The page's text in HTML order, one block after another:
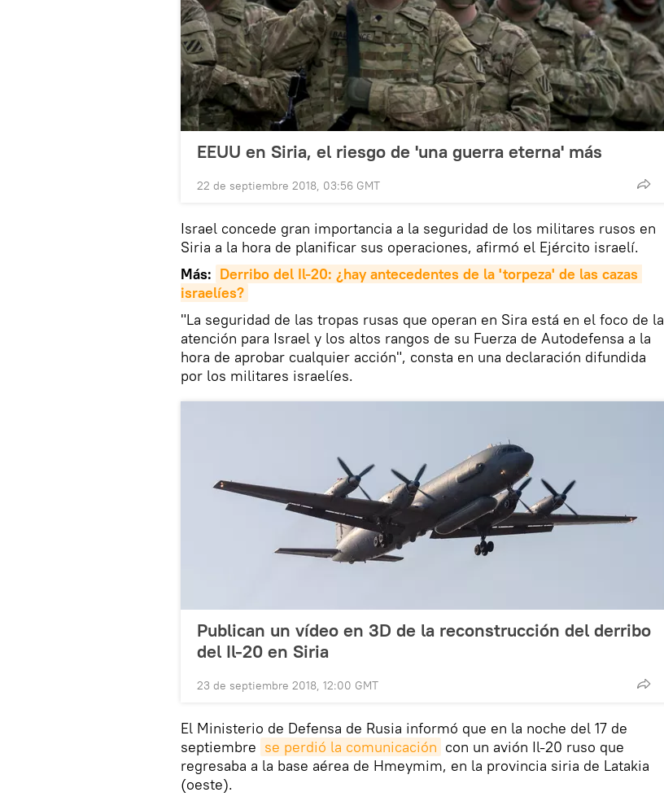
EEUU en Siria, el riesgo de 'una guerra eterna' más
22 de septiembre 2018, 03:56 GMT
Israel concede gran importancia a la seguridad de los militares rusos en
Siria a la hora de planificar sus operaciones, afirmó el Ejército israelí.
Más: Derribo del Il-20: ¿hay antecedentes de la 'torpeza' de las cazas
israelíes?
"La seguridad de las tropas rusas que operan en Sira está en el foco de la
atención para Israel y los altos rangos de su Fuerza de Autodefensa a la
hora de aprobar cualquier acción", consta en una declaración difundida
por los militares israelíes.
Publican un vídeo en 3D de la reconstrucción del derribo
del Il-20 en Siria
23 de septiembre 2018, 12:00 GMT
El Ministerio de Defensa de Rusia informó que en la noche del 17 de
septiembre se perdió la comunicación con un avión Il-20 ruso que
regresaba a la base aérea de Hmeymim, en la provincia siria de Latakia
(oeste).